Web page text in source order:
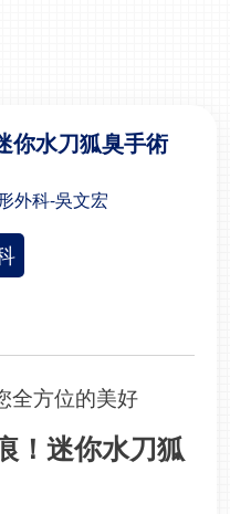
你水刀狐臭手術
外科-吳文宏
全方位的美好
！迷你水刀狐